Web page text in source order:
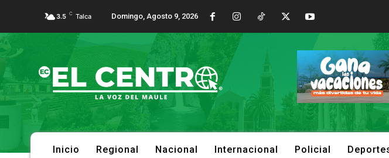
3.5 C Talca Domingo, Agosto 9, 2026
Inicio Regional Nacional Internacional Policial